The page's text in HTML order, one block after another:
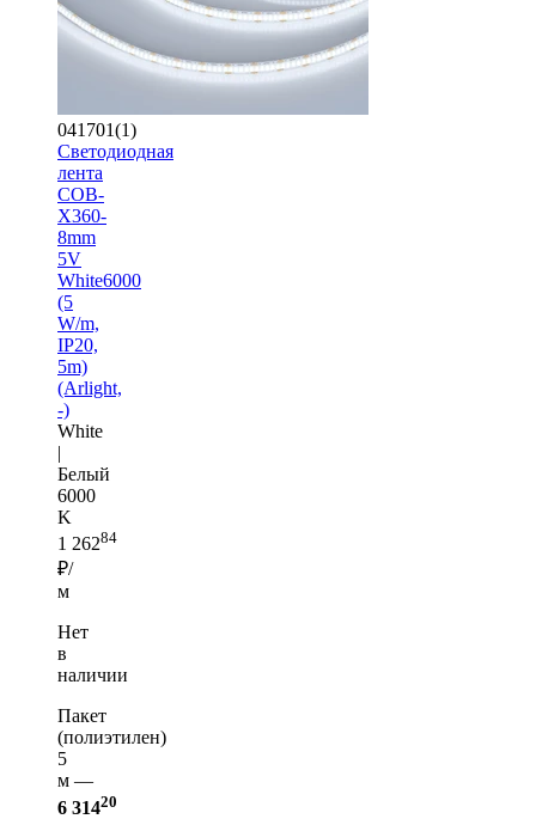
041701(1)
Светодиодная
лента
COB-
X360-
8mm
5V
White6000
(5
W/m,
IP20,
5m)
(Arlight,
-)
White
|
Белый
6000
K
1 26284
₽/
м
Нет
в
наличии
Пакет
(полиэтилен)
5
м —
6 31420